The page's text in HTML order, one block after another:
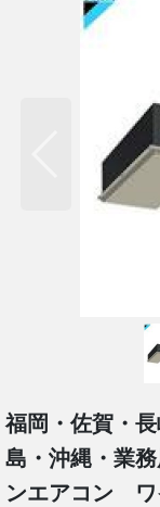
福岡・佐賀・
島・沖縄・業
ンエアコン